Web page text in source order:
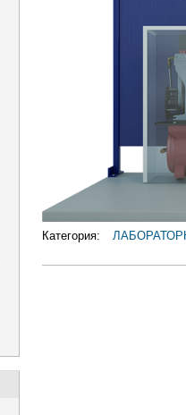
Категория: